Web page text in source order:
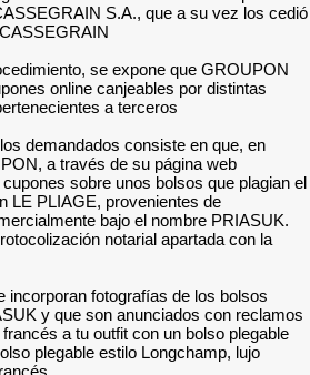
a la sociedad PHILIPPE
En el escrito rector del
se dedica a la venta de
actividades y productos
El hecho que se imputa a
diciembre de 2012
"www.groupon.es" ofrecía
modelo 1623 en su
SARASWATI, que gira
Así consta en el acta de
En la citada página web
comercializados por
tales como "dale un toque
de estilo Longchamp" o